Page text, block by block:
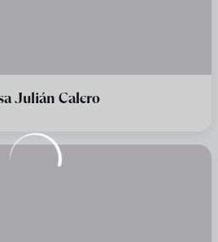
Julián Calero